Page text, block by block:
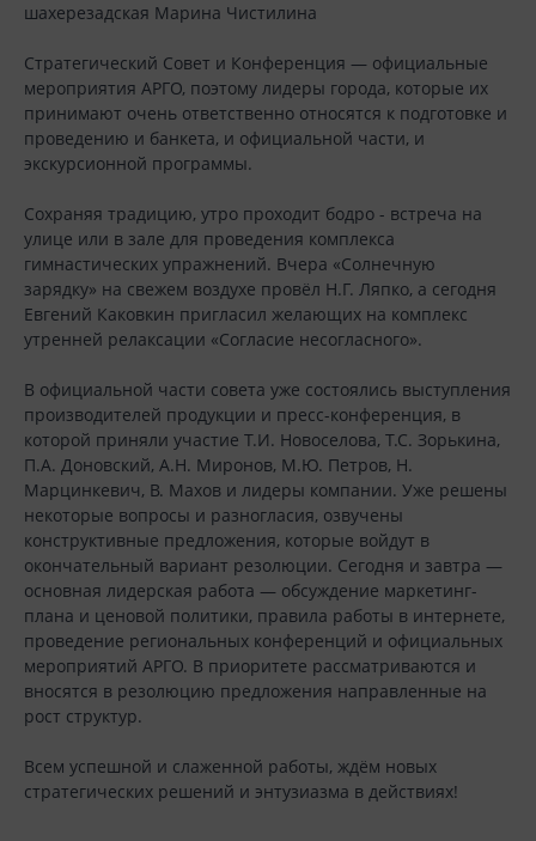
шахерезадская Марина Чистилина
Стратегический Совет и Конференция — официальные
мероприятия АРГО, поэтому лидеры города, которые их
принимают очень ответственно относятся к подготовке и
проведению и банкета, и официальной части, и
экскурсионной программы.
Сохраняя традицию, утро проходит бодро - встреча на
улице или в зале для проведения комплекса
гимнастических упражнений. Вчера «Солнечную
зарядку» на свежем воздухе провёл Н.Г. Ляпко, а сегодня
Евгений Каковкин пригласил желающих на комплекс
утренней релаксации «Согласие несогласного».
В официальной части совета уже состоялись выступления
производителей продукции и пресс-конференция, в
которой приняли участие Т.И. Новоселова, Т.С. Зорькина,
П.А. Доновский, А.Н. Миронов, М.Ю. Петров, Н.
Марцинкевич, В. Махов и лидеры компании. Уже решены
некоторые вопросы и разногласия, озвучены
конструктивные предложения, которые войдут в
окончательный вариант резолюции. Сегодня и завтра —
основная лидерская работа — обсуждение маркетинг-
плана и ценовой политики, правила работы в интернете,
проведение региональных конференций и официальных
мероприятий АРГО. В приоритете рассматриваются и
вносятся в резолюцию предложения направленные на
рост структур.
Всем успешной и слаженной работы, ждём новых
стратегических решений и энтузиазма в действиях!